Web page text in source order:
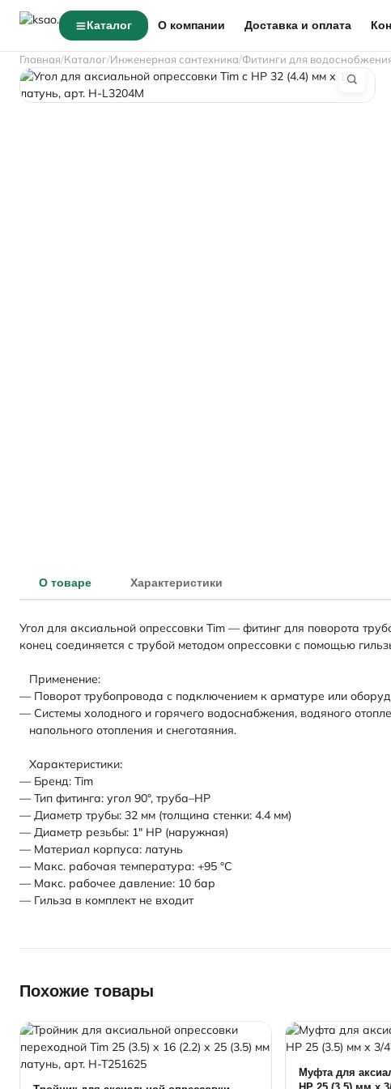
Каталог О компании Доставка и оплата
Главная Каталог Инженерная сантехника Фитинги для
О товаре Характеристики
Угол для аксиальной опрессовки Tim — фитинг для поворота
конец соединяется с трубой методом опрессовки с помощью
Применение:
— Поворот трубопровода с подключением к арматуре или
— Системы холодного и горячего водоснабжения, водяного
напольного отопления и снеготаяния.
Характеристики:
— Бренд: Tim
— Тип фитинга: угол 90°, труба–НР
— Диаметр трубы: 32 мм (толщина стенки: 4.4 мм)
— Диаметр резьбы: 1" НР (наружная)
— Материал корпуса: латунь
— Макс. рабочая температура: +95 °C
— Макс. рабочее давление: 10 бар
— Гильза в комплект не входит
Похожие товары
Муфта для